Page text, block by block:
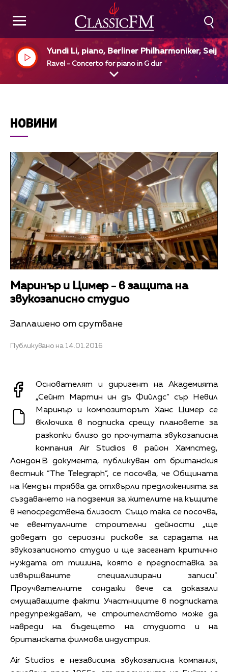
Yundi Li, piano, Berliner Philharmoniker, Seiji
awa, dir
Ravel - Concerto for piano in G dur
НОВИНИ
Маринър и Цимер - в защита на
звукозаписно студио
Заплашено от срутване
Публикувано на 14.01.2016
Основателят и диригент на Академията
„Сейнт Мартин ин дъ Фийлдс” сър Невил
Маринър и композиторът Ханс Цимер се
включиха в подписка срещу плановете за
разкопки близо до прочутата звукозаписна
компания Air Studios в район Хампстед,
Лондон.В документа, публикуван от британския
вестник ”The Telegraph”, се посочва, че Общината
на Кемдън трябва да отхвърли предложенията за
създаването на подземия за жителите на къщите
в непосредствена близост. Също така се посочва,
че евентуалните строителни дейности „ще
доведат до сериозни рискове за сградата на
звукозаписното студио и ще засегнат критично
нуждата от тишина, която е предпоставка за
извършваните специализирани записи”.
Проучвателните сондажи вече са доказали
смущаващите факти. Участниците в подписката
предупреждават, че строителството може да
навреди на бъдещето на студиото и на
британската филмова индустрия.
Air Studios е независима звукозаписна компания,